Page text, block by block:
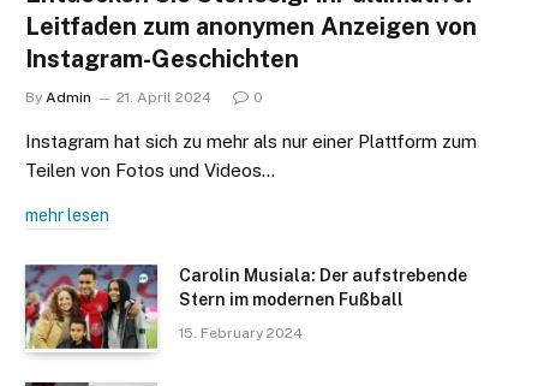
Leitfaden zum anonymen Anzeigen von
Instagram-Geschichten
By Admin 21. April 2024 0
Instagram hat sich zu mehr als nur einer Plattform zum
Teilen von Fotos und Videos…
mehr lesen
Carolin Musiala: Der aufstrebende
Stern im modernen Fußball
15. February 2024